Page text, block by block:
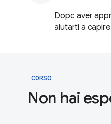
Dopo aver
aiutarti a
CORSO
Non hai